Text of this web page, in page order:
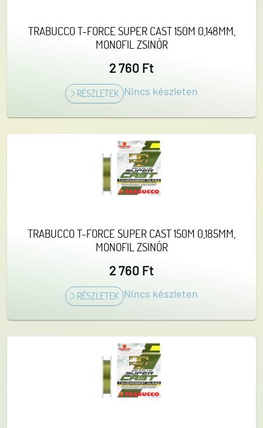
TRABUCCO T-FORCE SUPER CAST 150M 0,148MM,
MONOFIL ZSINÓR
2 760 Ft
RÉSZLETEK Nincs készleten
TRABUCCO T-FORCE SUPER CAST 150M 0,185MM,
MONOFIL ZSINÓR
2 760 Ft
RÉSZLETEK Nincs készleten